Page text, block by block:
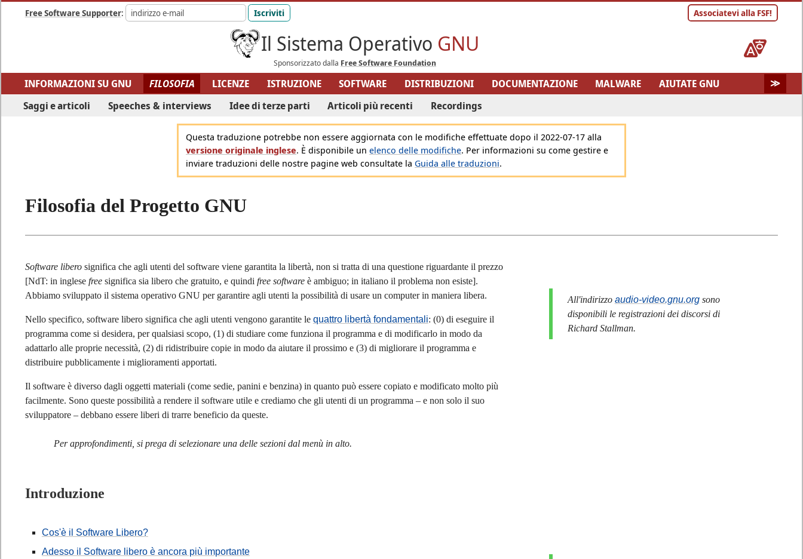
Free Software Supporter: Associatevi alla FSF!
Il Sistema Operativo GNU
Sponsorizzato dalla Free Software Foundation
INFORMAZIONI SU GNU FILOSOFIA LICENZE ISTRUZIONE SOFTWARE DISTRIBUZIONI DOCUMENTAZIONE MALWARE
AIUTATE GNU
AUDIO & VIDEO
ARTE GNU UMORISMO GENTE DI GNU ELENCO DI SOFTWARE HARDWARE
Saggi e articoli Speeches & interviews Idee di terze parti Articoli più recenti Recordings
Questa traduzione potrebbe non essere aggiornata con le modifiche effettuate dopo il 2022-07-17alla
versione originale inglese. È disponibile unelenco delle modifiche. Per informazioni su come gestire e
inviare traduzioni delle nostre pagine web consultate laGuida alle traduzioni.
Filosofia del Progetto GNU
Software liberosignifica che agli utenti del software viene garantita la libertà, non si tratta di una questione riguardante il prezzo
[NdT: in inglese freesignifica sia libero che gratuito, e quindi free softwareè ambiguo; in italiano il problema non esiste].
Abbiamo sviluppato il sistema operativo GNU per garantire agli utenti la possibilità di usare un computer in maniera libera.
Nello specifico, software libero significa che agli utenti vengono garantite le quattro libertà fondamentali: (0) di eseguire il
programma come si desidera, per qualsiasi scopo, (1) di studiare come funziona il programma e di modificarlo in modo da
adattarlo alle proprie necessità, (2) di ridistribuire copie in modo da aiutare il prossimo e (3) di migliorare il programma e
distribuire pubblicamente i miglioramenti apportati.
Il software è diverso dagli oggetti materiali (come sedie, panini e benzina) in quanto può essere copiato e modificato molto più
facilmente. Sono queste possibilità a rendere il software utile e crediamo che gli utenti di un programma – e non solo il suo
sviluppatore – debbano essere liberi di trarre beneficio da queste.
Per approfondimenti, si prega di selezionare una delle sezioni dal menù in alto.
All'indirizzo audio-video.gnu.orgsono
disponibili le registrazioni dei discorsi di
Richard Stallman.
Introduzione
Cos'è il Software Libero?
Adesso il Software libero è ancora più importante